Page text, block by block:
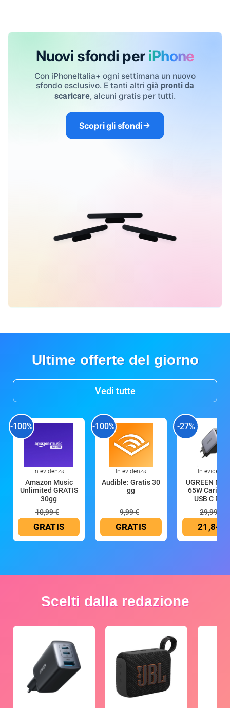
Nuovi sfondi per iPhone
Con iPhoneItalia+ ogni settimana un nuovo
sfondo esclusivo. E tanti altri già pronti da
scaricare, alcuni gratis per tutti.
Scopri gli sfondi
Ultime offerte del giorno
Vedi tutte
-100%
In evidenza
Amazon Music
Unlimited GRATIS
30gg
10,99 €
GRATIS
-100%
In evidenza
Audible: Gratis 30
gg
9,99 €
GRATIS
-27%
In evidenza
UGREEN
65W
USB C
29,99 €
21,84 €
Scelti dalla redazione